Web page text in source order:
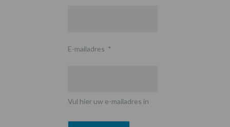
E-mailadres *
Vul hier uw e-mailadres in